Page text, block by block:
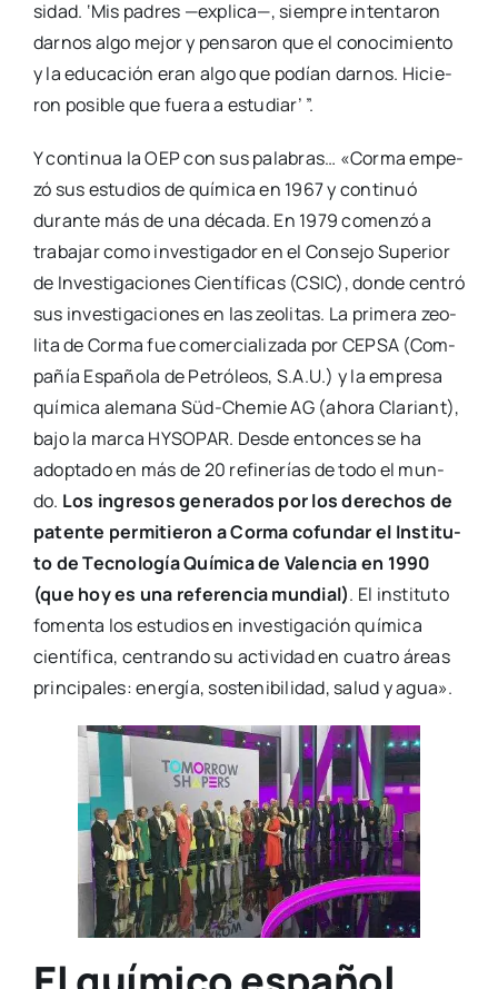
si­dad. ‘Mis padres —expli­ca—, siem­pre inten­ta­ron
dar­nos algo mejor y pen­sa­ron que el cono­ci­mien­to
y la edu­ca­ción eran algo que podían dar­nos. Hicie­
ron posi­ble que fue­ra a estu­diar’ ”.
Y con­ti­nua la OEP con sus pala­bras… «Cor­ma empe­
zó sus estu­dios de quí­mi­ca en 1967 y con­ti­nuó
duran­te más de una déca­da. En 1979 comen­zó a
tra­ba­jar como inves­ti­ga­dor en el Con­se­jo Supe­rior
de Inves­ti­ga­cio­nes Cien­tí­fi­cas (CSIC), don­de cen­tró
sus inves­ti­ga­cio­nes en las zeo­li­tas. La pri­me­ra zeo­
li­ta de Cor­ma fue comer­cia­li­za­da por CEPSA (Com­
pa­ñía Espa­ño­la de Petró­leos, S.A.U.) y la empre­sa
quí­mi­ca ale­ma­na Süd-Che­­mie AG (aho­ra Cla­riant),
bajo la mar­ca HYSOPAR. Des­de enton­ces se ha
adop­ta­do en más de 20 refi­ne­rías de todo el mun­
do. Los ingre­sos gene­ra­dos por los dere­chos de
paten­te per­mi­tie­ron a Cor­ma cofun­dar el Ins­ti­tu­
to de Tec­no­lo­gía Quí­mi­ca de Valen­cia en 1990
(que hoy es una refe­ren­cia mun­dial). El ins­ti­tu­to
fomen­ta los estu­dios en inves­ti­ga­ción quí­mi­ca
cien­tí­fi­ca, cen­tran­do su acti­vi­dad en cua­tro áreas
prin­ci­pa­les: ener­gía, sos­te­ni­bi­li­dad, salud y agua».